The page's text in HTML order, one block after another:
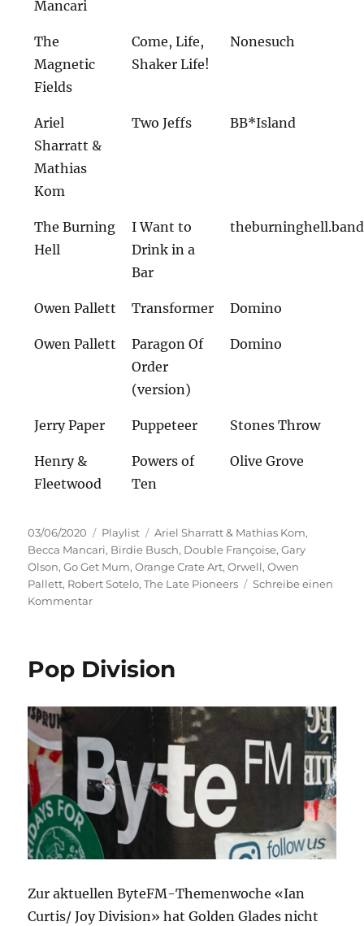
Mancari
The
Magnetic
Fields
Come, Life,
Shaker Life!
Nonesuch
Ariel
Sharratt &
Mathias
Kom
Two Jeffs BB*Island
The Burning
Hell
I Want to
Drink in a
Bar
Owen Pallett Transformer Domino
Owen Pallett
Paragon Of
Order
(version)
Domino
Jerry Paper Puppeteer Stones Throw
Henry &
Fleetwood
Powers of
Ten
Olive Grove
Veröffentlicht
am
03/06/2020 Kategorien
Playlist Schlagwörter
Ariel Sharratt & Mathias Kom,
Becca Mancari, Birdie Busch, Double Françoise,Gary
Olson,Go Get Mum,Orange Crate Art,Orwell,Owen
Pallett, Robert Sotelo,The Late Pioneers
Schreibe einen
Kommentarzu
Pop Division
Zur aktuellen ByteFM-Themenwoche «Ian
Curtis/ Joy Division» hat Golden Glades nicht